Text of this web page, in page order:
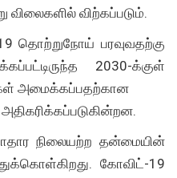
விலைகளில் விற்கப்படும்.
தொற்றுநோய் பரவுவதற்கு
2030-க்குள்
அமைக்கப்பதற்கான
அதிகரிக்கப்படுகின்றன.
நிலையற்ற தன்மையின்
கோவிட்-19